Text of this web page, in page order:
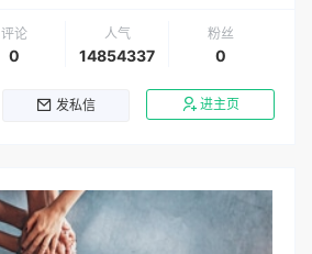
评论
0
人气
14854337
粉丝
0
发私信 进主页